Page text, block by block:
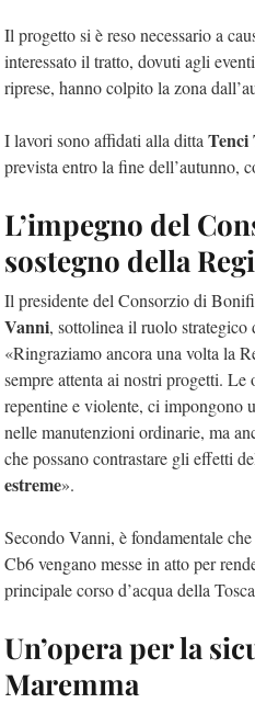
Il progetto si è reso necessario a
interessato il tratto, dovuti agli
riprese, hanno colpito la zona
I lavori sono affidati alla dittaTenci
prevista entro la fine dell’autunno,
L’impegno del
sostegno della
Il presidente del Consorzio di
Vanni, sottolinea il ruolo strategico
«Ringraziamo ancora una volta la
sempre attenta ai nostri progetti.
repentine e violente, ci impongono
nelle manutenzioni ordinarie, ma
che possano contrastare gli effetti
estreme».
Secondo Vanni, è fondamentale
Cb6 vengano messe in atto per
principale corso d’acqua della
Un’opera per la
Maremma